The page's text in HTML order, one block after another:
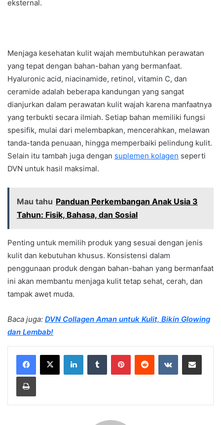
eksternal.
Menjaga kesehatan kulit wajah membutuhkan perawatan
yang tepat dengan bahan-bahan yang bermanfaat.
Hyaluronic acid, niacinamide, retinol, vitamin C, dan
ceramide adalah beberapa kandungan yang sangat
dianjurkan dalam perawatan kulit wajah karena manfaatnya
yang terbukti secara ilmiah. Setiap bahan memiliki fungsi
spesifik, mulai dari melembapkan, mencerahkan, melawan
tanda-tanda penuaan, hingga memperbaiki pelindung kulit.
Selain itu tambah juga dengan suplemen kolagen seperti
DVN untuk hasil maksimal.
Mau tahu Panduan Perkembangan Anak Usia 3
Tahun: Fisik, Bahasa, dan Sosial
Penting untuk memilih produk yang sesuai dengan jenis
kulit dan kebutuhan khusus. Konsistensi dalam
penggunaan produk dengan bahan-bahan yang bermanfaat
ini akan membantu menjaga kulit tetap sehat, cerah, dan
tampak awet muda.
Baca juga: DVN Collagen Aman untuk Kulit, Bikin Glowing
dan Lembab!
LinkedInTumblr PinterestReddit VKontakteShare via Email
Print